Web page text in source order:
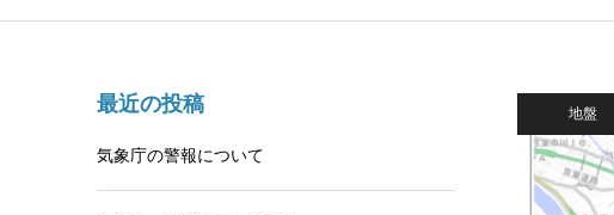
地盤
最近の投稿
気象庁の警報について